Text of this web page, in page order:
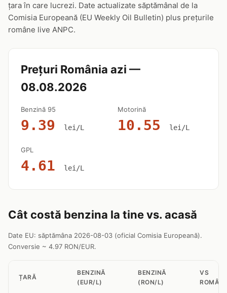
țara în care lucrezi. Date actualizate săptămânal de la
Comisia Europeană (EU Weekly Oil Bulletin) plus prețurile
române live ANPC.
Prețuri România azi —
08.08.2026
Benzină 95
9.39 lei/L
Motorină
10.55 lei/L
GPL
4.61 lei/L
Cât costă benzina la tine vs. acasă
Date EU: săptămâna 2026-08-03 (oficial Comisia Europeană).
Conversie ~ 4.97 RON/EUR.
ȚARĂ
BENZINĂ
(EUR/L)
BENZINĂ
(RON/L)
VS